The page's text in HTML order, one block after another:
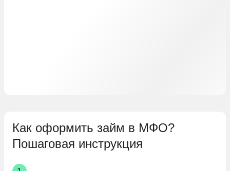
Как оформить займ в МФО?
Пошаговая инструкция